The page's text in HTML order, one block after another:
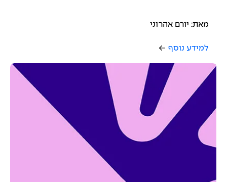
מאת: יורם אהרוני
למידע נוסף